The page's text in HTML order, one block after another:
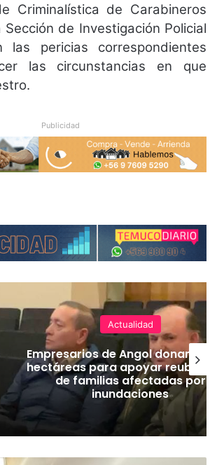
Criminalística de Carabineros
de Investigación Policial
las pericias correspondientes
las circunstancias en que
Publicidad
Actualidad
Empresarios de Angol donan
hectáreas para apoyar
de familias afectadas por
inundaciones